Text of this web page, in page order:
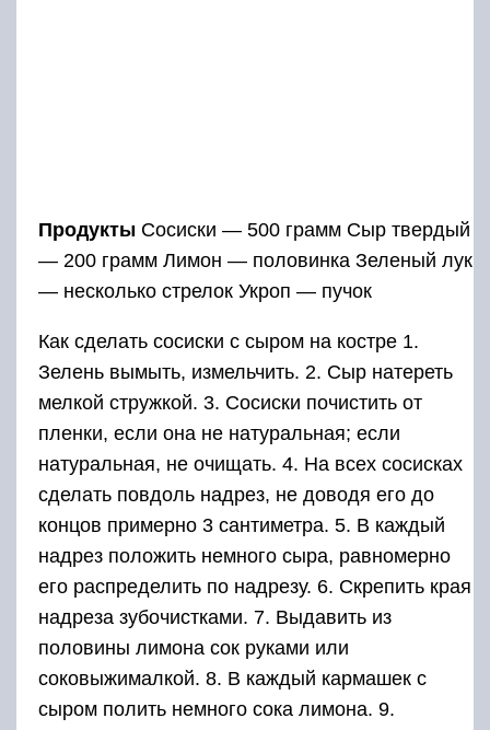
Продукты Сосиски — 500 грамм Сыр твердый
— 200 грамм Лимон — половинка Зеленый лук
— несколько стрелок Укроп — пучок
Как сделать сосиски с сыром на костре 1.
Зелень вымыть, измельчить. 2. Сыр натереть
мелкой стружкой. 3. Сосиски почистить от
пленки, если она не натуральная; если
натуральная, не очищать. 4. На всех сосисках
сделать повдоль надрез, не доводя его до
концов примерно 3 сантиметра. 5. В каждый
надрез положить немного сыра, равномерно
его распределить по надрезу. 6. Скрепить края
надреза зубочистками. 7. Выдавить из
половины лимона сок руками или
соковыжималкой. 8. В каждый кармашек с
сыром полить немного сока лимона. 9.